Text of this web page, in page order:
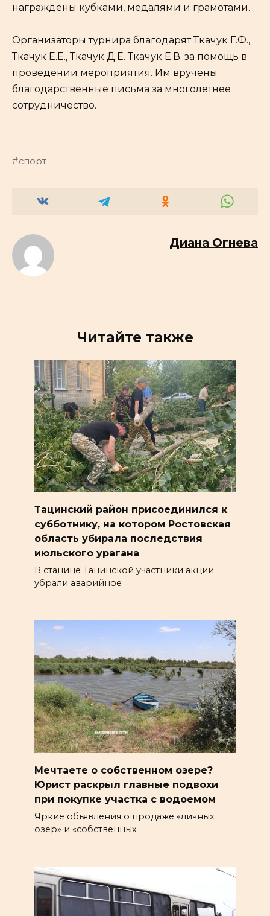
награждены кубками, медалями и грамотами.
Организаторы турнира благодарят Ткачук Г.Ф.,
Ткачук Е.Е., Ткачук Д.Е. Ткачук Е.В. за помощь в
проведении мероприятия. Им вручены
благодарственные письма за многолетнее
сотрудничество.
спорт
Диана Огнева
Читайте также
Тацинский район присоединился к
субботнику, на котором Ростовская
область убирала последствия
июльского урагана
В станице Тацинской участники акции
убрали аварийное
Мечтаете о собственном озере?
Юрист раскрыл главные подвохи
при покупке участка с водоемом
Яркие объявления о продаже «личных
озер» и «собственных